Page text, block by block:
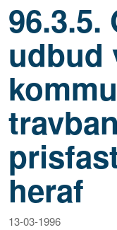
udbud
heraf
13-03-1996